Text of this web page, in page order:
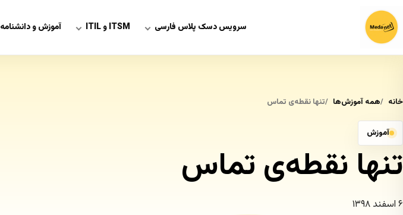
سرویس دسک پلاس فارسی ITSM و ITIL آموزش و دانشنامه
خانه همه آموزش‌ها تنها نقطه‌ی تماس
آموزش
تنها نقطه‌ی تماس
۶ اسفند ۱۳۹۸